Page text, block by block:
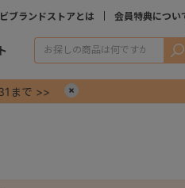
ブランドストアとは 会員特典につい
まで >>